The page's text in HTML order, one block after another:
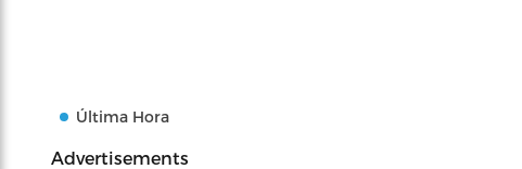
Última Hora
Advertisements